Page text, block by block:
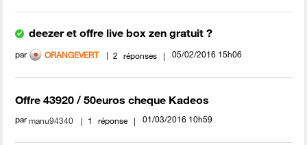
deezer et offre live box zen gratuit ?
par ORANGEVERT 2 réponses ‎05/02/2016 15h06
Offre 43920 / 50euros cheque Kadeos
parmanu94340 1 réponse ‎01/03/2016 10h59